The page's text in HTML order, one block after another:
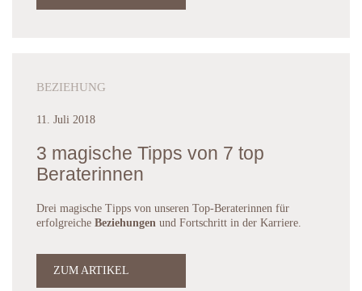
BEZIEHUNG
11. Juli 2018
3 magische Tipps von 7 top
Beraterinnen
Drei magische Tipps von unseren Top-Beraterinnen für
erfolgreiche Beziehungen und Fortschritt in der Karriere.
ZUM ARTIKEL